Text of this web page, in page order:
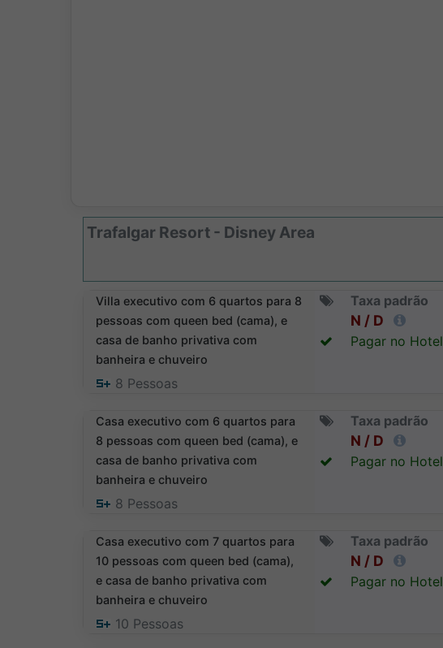
Trafalgar Resort - Disney Area
Villa executivo com 6 quartos para 8
pessoas com queen bed (cama), e
casa de banho privativa com
banheira e chuveiro
8 Pessoas
Taxa padrão
N / D
Pagar no Hotel
Casa executivo com 6 quartos para
8 pessoas com queen bed (cama), e
casa de banho privativa com
banheira e chuveiro
8 Pessoas
Taxa padrão
N / D
Pagar no Hotel
Casa executivo com 7 quartos para
10 pessoas com queen bed (cama),
e casa de banho privativa com
banheira e chuveiro
10 Pessoas
Taxa padrão
N / D
Pagar no Hotel